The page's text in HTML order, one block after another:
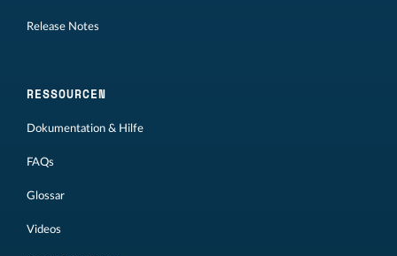
Release Notes
RESSOURCEN
Dokumentation & Hilfe
FAQs
Glossar
Videos